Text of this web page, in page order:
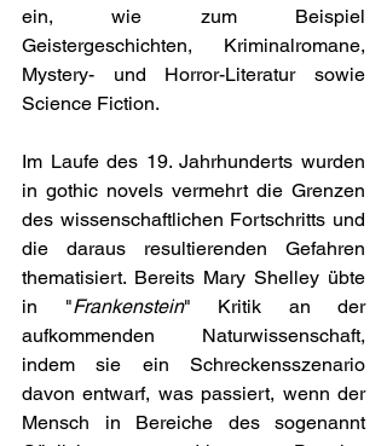
ein, wie zum Beispiel
Geistergeschichten, Kriminalromane,
Mystery- und Horror-Literatur sowie
Science Fiction.
Im Laufe des 19. Jahrhunderts wurden
in gothic novels vermehrt die Grenzen
des wissenschaftlichen Fortschritts und
die daraus resultierenden Gefahren
thematisiert. Bereits Mary Shelley übte
in "Frankenstein" Kritik an der
aufkommenden Naturwissenschaft,
indem sie ein Schreckensszenario
davon entwarf, was passiert, wenn der
Mensch in Bereiche des sogenannt